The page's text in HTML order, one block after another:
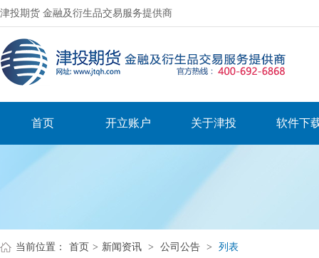
津投期货 金融及衍生品交易服务提供商
首页 开立账户 关于津投 软件下
当前位置： 首页 > 新闻资讯 > 公司公告 > 列表